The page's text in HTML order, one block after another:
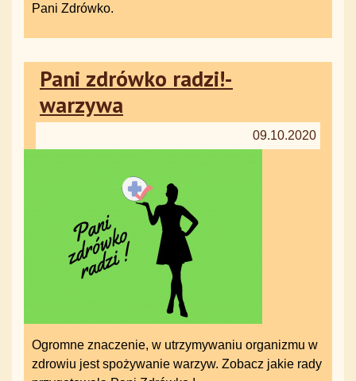
Pani Zdrówko.
Pani zdrówko radzi!-
warzywa
09.10.2020
Ogromne znaczenie, w utrzymywaniu organizmu w
zdrowiu jest spożywanie warzyw. Zobacz jakie rady